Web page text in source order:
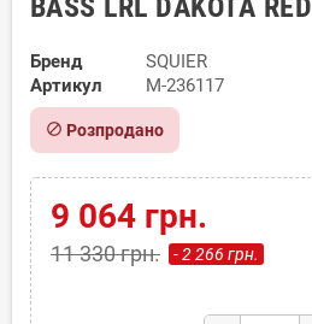
BASS LRL DAKOTA RED
Бренд
SQUIER
Артикул
M-236117
block Розпродано
9 064 грн.
11 330 грн. - 2 266 грн.